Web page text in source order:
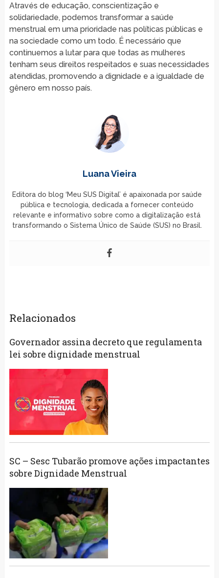
Através de educação, conscientização e
solidariedade, podemos transformar a saúde
menstrual em uma prioridade nas políticas públicas e
na sociedade como um todo. É necessário que
continuemos a lutar para que todas as mulheres
tenham seus direitos respeitados e suas necessidades
atendidas, promovendo a dignidade e a igualdade de
gênero em nosso país.
Luana Vieira
Editora do blog ‘Meu SUS Digital’ é apaixonada por saúde
pública e tecnologia, dedicada a fornecer conteúdo
relevante e informativo sobre como a digitalização está
transformando o Sistema Único de Saúde (SUS) no Brasil.
Relacionados
Governador assina decreto que regulamenta
lei sobre dignidade menstrual
SC – Sesc Tubarão promove ações impactantes
sobre Dignidade Menstrual